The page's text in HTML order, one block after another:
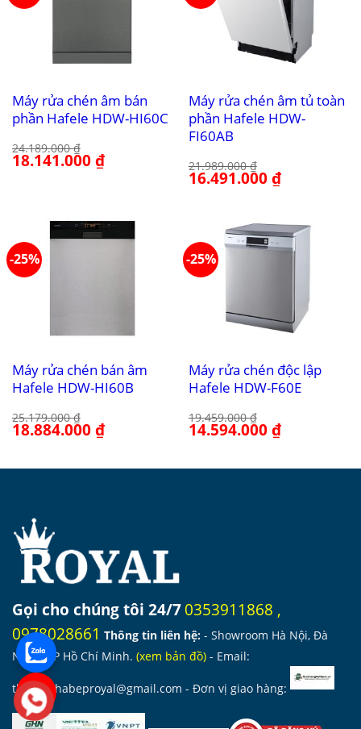
Máy rửa chén âm bán
phần Hafele HDW-HI60C
24.189.000₫
Giá
gốc
18.141.000₫Giá
hiện
Máy rửa chén âm tủ toàn
phần Hafele HDW-
FI60AB
21.989.000₫
Giá
gốc
16.491.000₫Giá
hiện
-25%
Máy rửa chén bán âm
Hafele HDW-HI60B
25.179.000₫
Giá
gốc
18.884.000₫Giá
hiện
18.884.000 ₫.
-25%
Máy rửa chén độc lập
Hafele HDW-F60E
19.459.000₫
Giá
gốc
14.594.000₫Giá
hiện
14.594.000 ₫.
Gọi cho chúng tôi 24/70353911868 ,
0978028661 Thông tin liên hệ: - Showroom Hà Nội, Đà
Nẵng, TP Hồ Chí Minh. (xem bản đồ) - Email:
thietbinhabeproyal@gmail.com - Đơn vị giao hàng: